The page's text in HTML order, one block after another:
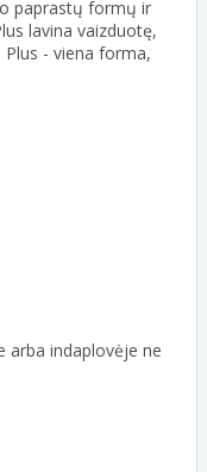
paprastų formų ir
lavina vaizduotę,
- viena forma,
arba indaplovėje ne